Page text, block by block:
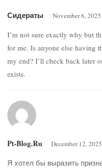
Сидераты November 6,
I’m not sure exactly why but
for me. Is anyone else having
my end? I’ll check back later
exists.
Pt-Blog.ru December 12,
Я хотел бы выразить